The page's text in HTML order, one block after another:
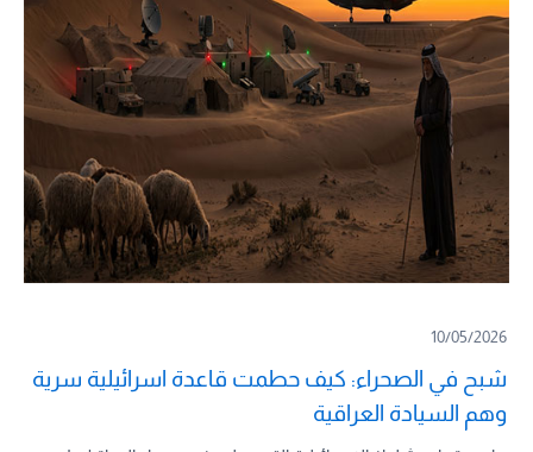
10/05/2026
شبح في الصحراء: كيف حطمت قاعدة اسرائيلية سرية
وهم السيادة العراقية